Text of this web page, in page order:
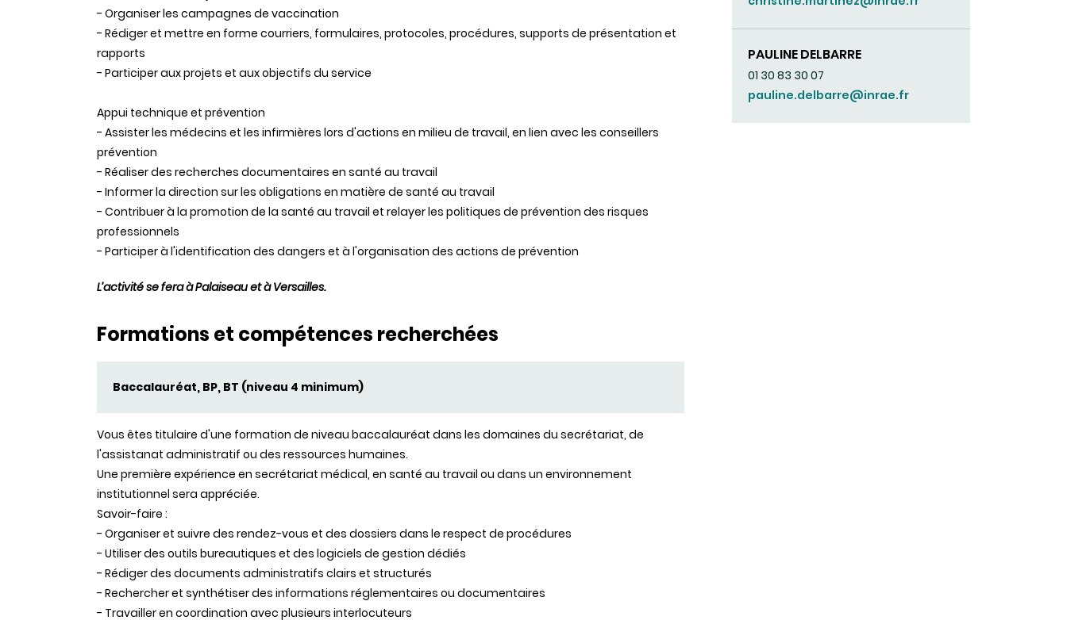
- Organiser les campagnes de vaccination
- Rédiger et mettre en forme courriers, formulaires, protocoles, procédures, supports de présentation et
rapports
- Participer aux projets et aux objectifs du service
Appui technique et prévention
- Assister les médecins et les infirmières lors d'actions en milieu de travail, en lien avec les conseillers
prévention
- Réaliser des recherches documentaires en santé au travail
- Informer la direction sur les obligations en matière de santé au travail
- Contribuer à la promotion de la santé au travail et relayer les politiques de prévention des risques
professionnels
- Participer à l'identification des dangers et à l'organisation des actions de prévention
L’activité se fera à Palaiseau et à Versailles.
Formations et compétences recherchées
Baccalauréat, BP, BT (niveau 4 minimum)
Vous êtes titulaire d'une formation de niveau baccalauréat dans les domaines du secrétariat, de
l'assistanat administratif ou des ressources humaines.
Une première expérience en secrétariat médical, en santé au travail ou dans un environnement
institutionnel sera appréciée.
Savoir-faire :
- Organiser et suivre des rendez-vous et des dossiers dans le respect de procédures
- Utiliser des outils bureautiques et des logiciels de gestion dédiés
- Rédiger des documents administratifs clairs et structurés
- Rechercher et synthétiser des informations réglementaires ou documentaires
- Travailler en coordination avec plusieurs interlocuteurs
PAULINE DELBARRE
01 30 83 30 07
pauline.delbarre@inrae.fr